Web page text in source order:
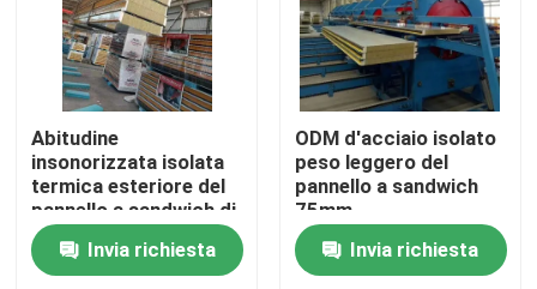
Casa
Prodotti
Abitudine
insonorizzata isolata
termica esteriore del
pannello a sandwich di
lana di roccia
Invia richiesta
ODM d'acciaio isolato
peso leggero del
pannello a sandwich
75mm
Invia richiesta